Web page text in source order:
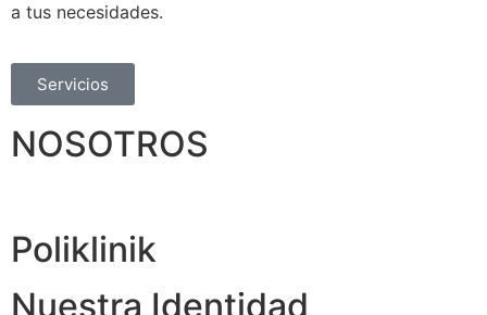
a tus necesidades.
Servicios
NOSOTROS
Nuestra Identidad
Poliklinik